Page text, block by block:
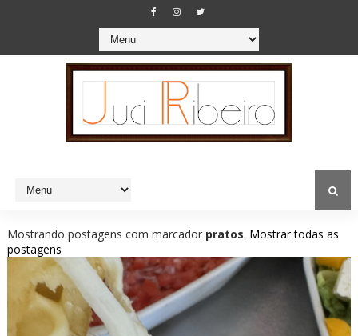
Mostrando postagens com marcador pratos. Mostrar todas as
postagens